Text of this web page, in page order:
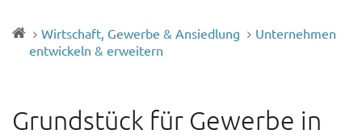
Wirtschaft, Gewerbe & Ansiedlung
Unternehmen
entwickeln & erweitern
Grundstück für Gewerbe in